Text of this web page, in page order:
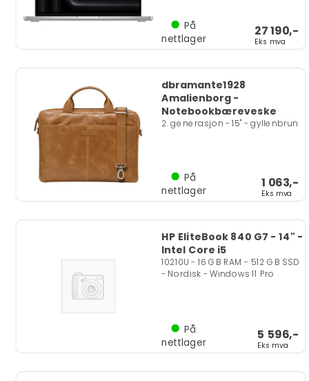
27 190,-
Eks mva
På
nettlager
dbramante1928
Amalienborg -
Notebookbæreveske
2. generasjon - 15" - gyllenbrun
1 063,-
Eks mva
På
nettlager
HP EliteBook 840 G7 - 14" -
Intel Core i5
10210U - 16 GB RAM - 512 GB SSD
- Nordisk - Windows 11 Pro
5 596,-
Eks mva
På
nettlager